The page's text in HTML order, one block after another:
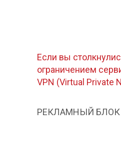
Если вы
ограничением
VPN (Virtual Private
РЕКЛАМНЫЙ БЛОК